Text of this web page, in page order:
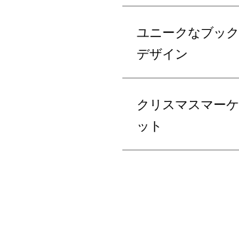
ユニークなブック
デザイン
クリスマスマーケ
ット